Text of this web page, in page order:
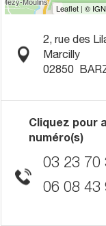
2, rue des
Marcilly
02850
Cliquez pour
numéro(s)
03 23 70
06 08 43